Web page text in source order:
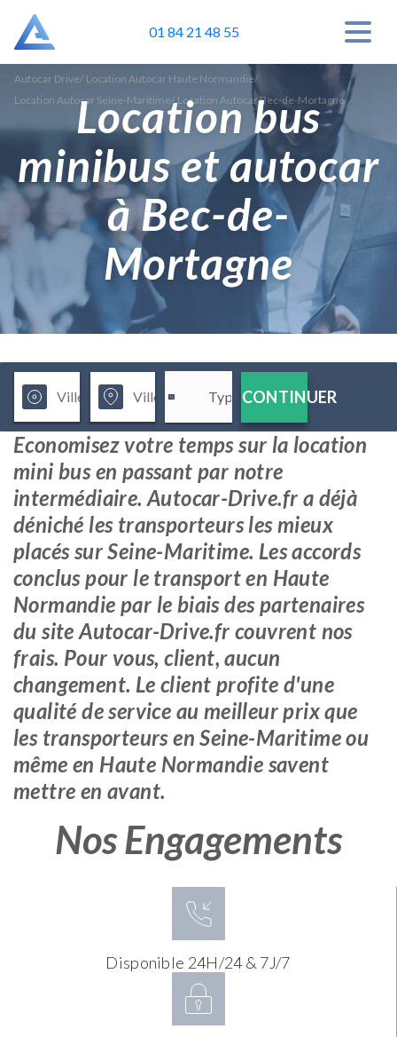
01 84 21 48 55
Autocar Drive/ Location Autocar Haute Normandie/
Location Autocar Seine-Maritime/ Location Autocar Bec-de-Mortagne
Location bus
minibus et autocar
à Bec-de-
Mortagne
CONTINUER
Economisez votre temps sur la location
mini bus en passant par notre
intermédiaire. Autocar-Drive.fr a déjà
déniché les transporteurs les mieux
placés sur Seine-Maritime. Les accords
conclus pour le transport en Haute
Normandie par le biais des partenaires
du site Autocar-Drive.fr couvrent nos
frais. Pour vous, client, aucun
changement. Le client profite d'une
qualité de service au meilleur prix que
les transporteurs en Seine-Maritime ou
même en Haute Normandie savent
mettre en avant.
Nos Engagements
Disponible 24H/24 & 7J/7